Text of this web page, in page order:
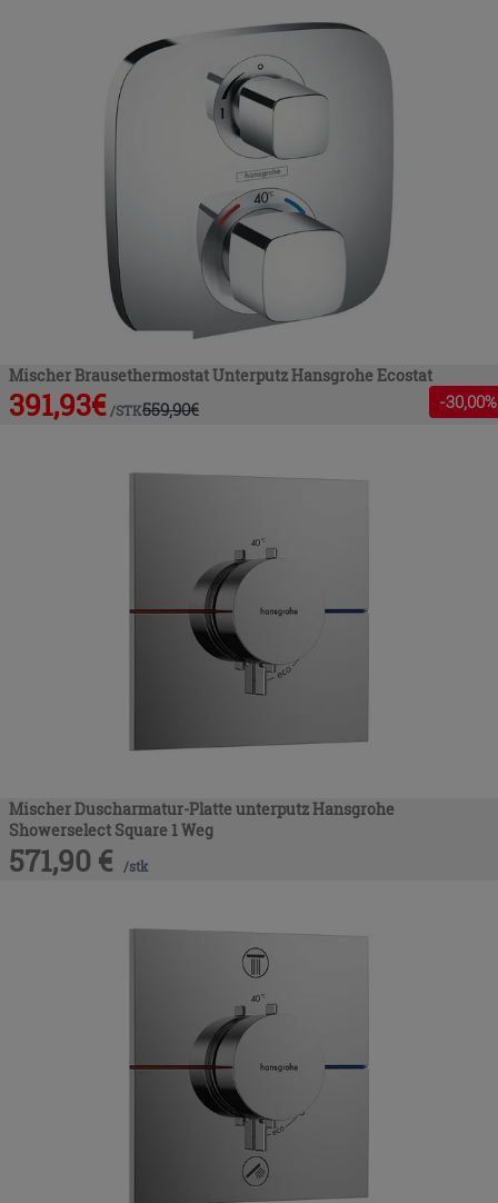
Mischer Brausethermostat Unterputz Hansgrohe Ecostat
391,93€ /STK559,90€ -30,00%
Mischer Duscharmatur-Platte unterputz Hansgrohe
Showerselect Square 1 Weg
571,90 € /stk